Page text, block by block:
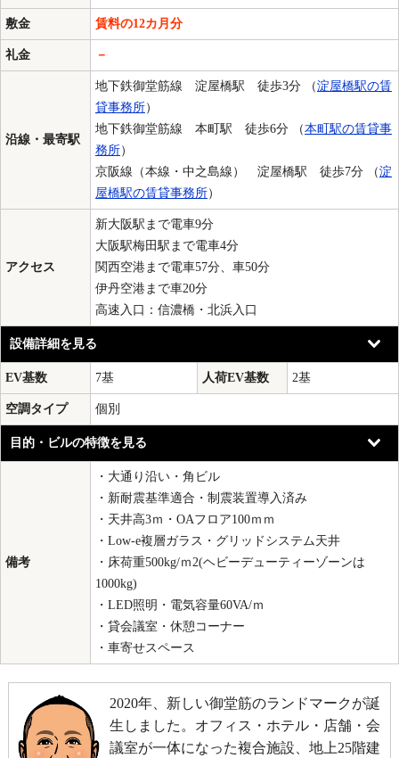
敷金 賃料の12カ月分
礼金 －
沿線・最寄駅
地下鉄御堂筋線 淀屋橋駅 徒歩3分 （淀屋橋駅の賃
貸事務所）
地下鉄御堂筋線 本町駅 徒歩6分 （本町駅の賃貸事
務所）
京阪線（本線・中之島線） 淀屋橋駅 徒歩7分 （淀
屋橋駅の賃貸事務所）
アクセス
新大阪駅まで電車9分
大阪駅梅田駅まで電車4分
関西空港まで電車57分、車50分
伊丹空港まで車20分
高速入口：信濃橋・北浜入口
設備詳細を見る
EV基数 7基 人荷EV基数 2基
空調タイプ 個別
目的・ビルの特徴を見る
備考
・大通り沿い・角ビル
・新耐震基準適合・制震装置導入済み
・天井高3ｍ・OAフロア100ｍｍ
・Low-e複層ガラス・グリッドシステム天井
・床荷重500kg/ｍ2(ヘビーデューティーゾーンは
1000kg)
・LED照明・電気容量60VA/ｍ
・貸会議室・休憩コーナー
・車寄せスペース
2020年、新しい御堂筋のランドマークが誕
生しました。オフィス・ホテル・店舗・会
議室が一体になった複合施設、地上25階建